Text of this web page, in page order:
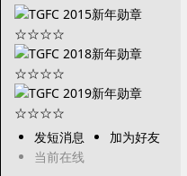
发短消息
加为好友
当前在线